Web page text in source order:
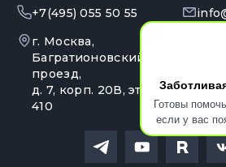
Готовы
если у вас
+7(495) 055 50 55
г. Москва,
Багратионовский
проезд,
д. 7, корп. 20В, эт. 4, оф.
410